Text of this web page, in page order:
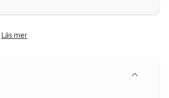
Läs mer